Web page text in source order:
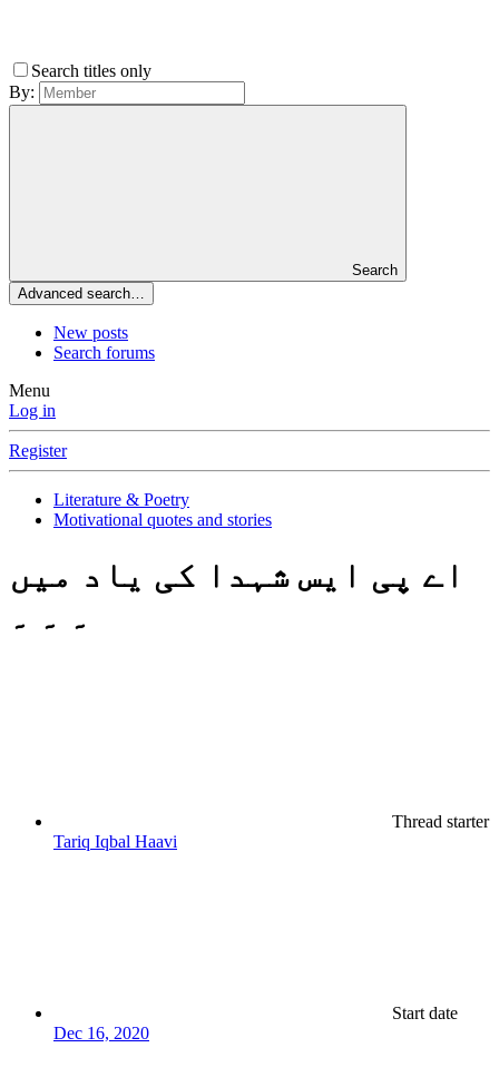
Search titles only
By:
Search
Advanced search…
New posts
Search forums
Menu
Log in
Register
Literature & Poetry
Motivational quotes and stories
اے پی ایس شہدا کی یاد میں
۔ ۔ ۔
Thread starter
Tariq Iqbal Haavi
Start date
Dec 16, 2020